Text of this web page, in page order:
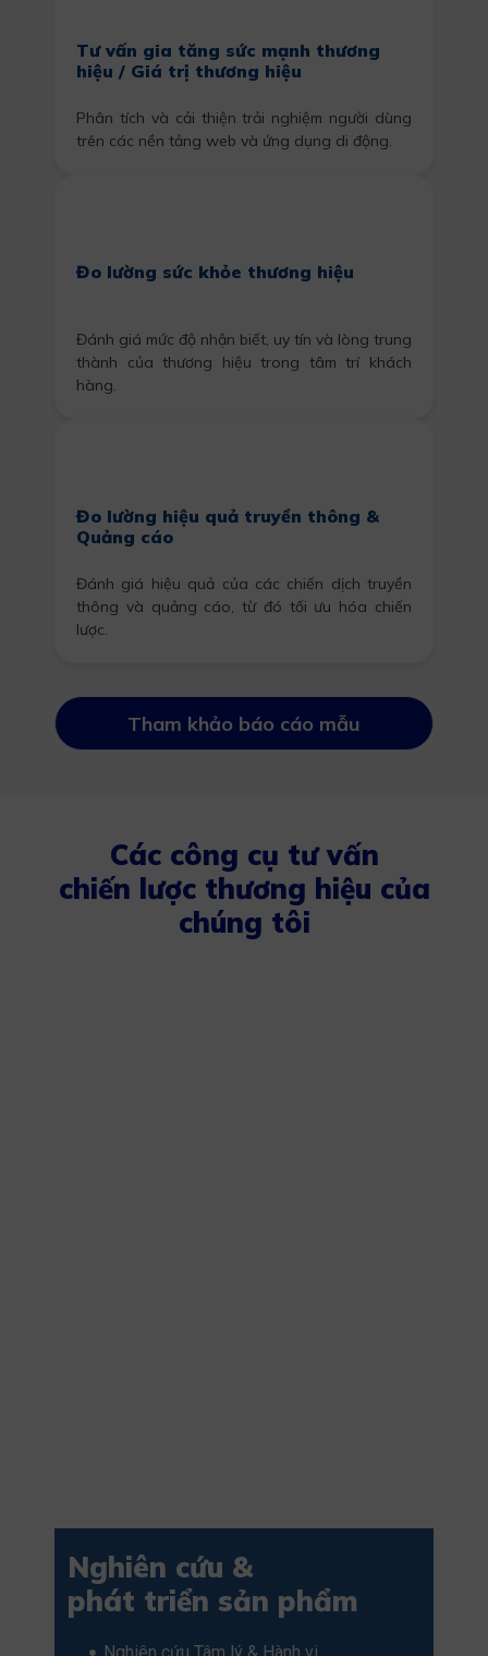
Tư vấn gia tăng sức mạnh thương
hiệu / Giá trị thương hiệu
Phân tích và cải thiện trải nghiệm người dùng
trên các nền tảng web và ứng dụng di động.
Đo lường sức khỏe thương hiệu
Đánh giá mức độ nhận biết, uy tín và lòng trung
thành của thương hiệu trong tâm trí khách
hàng.
Đo lường hiệu quả truyền thông &
Quảng cáo
Đánh giá hiệu quả của các chiến dịch truyền
thông và quảng cáo, từ đó tối ưu hóa chiến
lược.
Tham khảo báo cáo mẫu
Các công cụ tư vấn
chiến lược thương hiệu của
chúng tôi
Nghiên cứu &
phát triển sản phẩm